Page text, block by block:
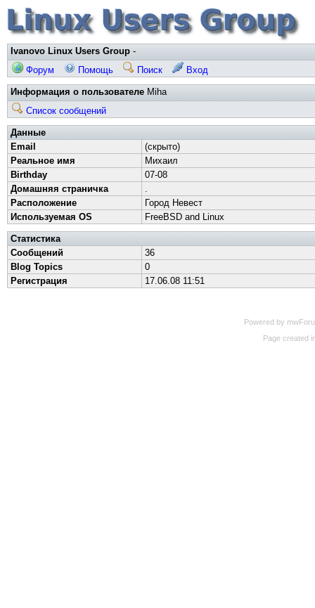
Ivanovo Linux Users Group -
Форум
Помощь Поиск Вход
Информация о пользователе Miha
Список сообщений
Данные
Email
(скрыто)
Реальное имя
Михаил
Birthday
07-08
Домашняя страничка
.
Расположение
Город Невест
Используемая OS
FreeBSD and Linux
Статистика
Сообщений
36
Blog Topics
0
Регистрация
17.06.08 11:51
Powered by
Page created